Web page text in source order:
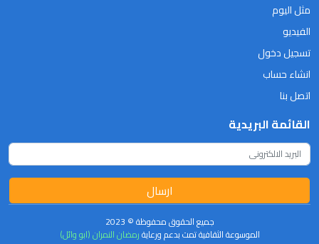
مثل اليوم
الفيديو
تسجيل دخول
انشاء حساب
اتصل بنا
القائمة البريدية
ارسال
جميع الحقوق محفوظة © 2023
الموسوعة الثقافية تمت بدعم ورعايةرمضان النمران (ابو وائل)